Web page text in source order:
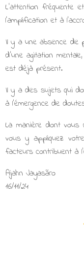
L'attention fréquente
l'amplification et à
Il y a une absence de
d'une agitation
est déjà présent.
Il y a des sujets qui
à l'émergence de
La manière dont vous
vous y appliquez
facteurs contribuent à
Ajahn Jayasãro
16/11/24